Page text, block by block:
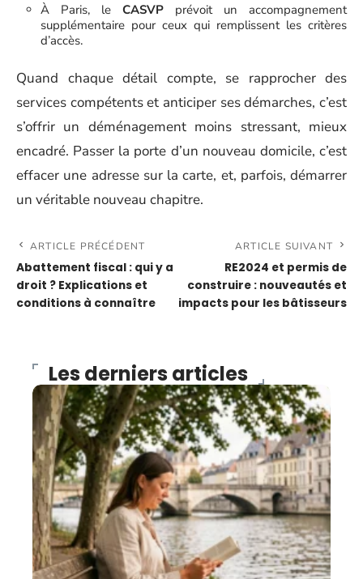
À Paris, le CASVP prévoit un accompagnement
supplémentaire pour ceux qui remplissent les critères
d’accès.
Quand chaque détail compte, se rapprocher des
services compétents et anticiper ses démarches, c’est
s’offrir un déménagement moins stressant, mieux
encadré. Passer la porte d’un nouveau domicile, c’est
effacer une adresse sur la carte, et, parfois, démarrer
un véritable nouveau chapitre.
ARTICLE PRÉCÉDENT
Abattement fiscal : qui y a
droit ? Explications et
conditions à connaître
ARTICLE SUIVANT
RE2024 et permis de
construire : nouveautés et
impacts pour les bâtisseurs
Les derniers articles